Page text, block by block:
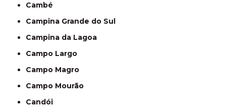
Cambé
Campina Grande do Sul
Campina da Lagoa
Campo Largo
Campo Magro
Campo Mourão
Candói